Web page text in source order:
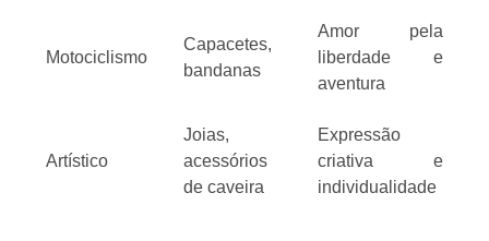
Motociclismo
Capacetes,
bandanas
Amor pela
liberdade e
aventura
Artístico
Joias,
acessórios
de caveira
Expressão
criativa e
individualidade